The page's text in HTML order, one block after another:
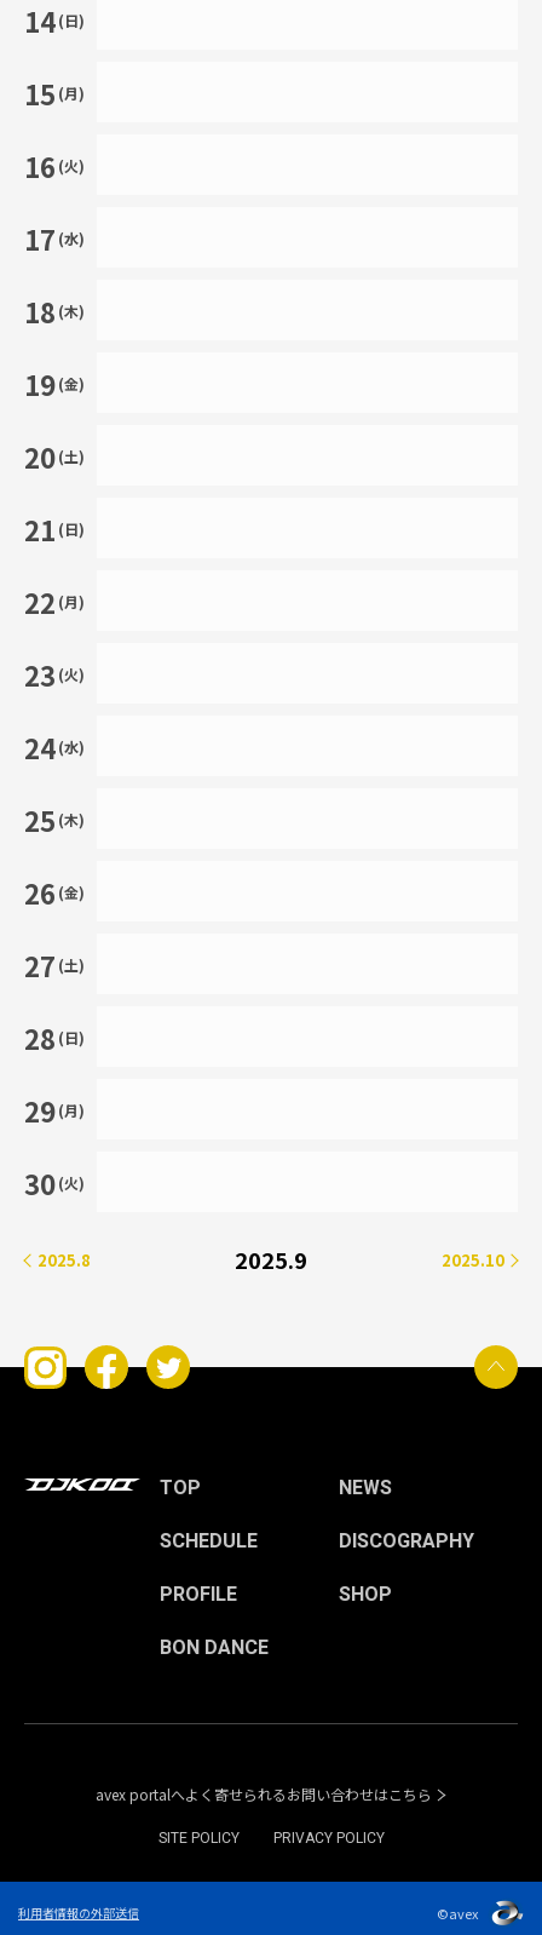
14(日)
15 (月)
16 (火)
17 (水)
18 (木)
19(金)
20(土)
21 (日)
22 (月)
23 (火)
24(水)
25 (木)
26 (金)
27 (土)
28 (日)
29(月)
30(火)
2025.8 2025.9 2025.10
TOP
NEWS
SCHEDULE
DISCOGRAPHY
PROFILE
SHOP
BON DANCE
avex portalへよく寄せられるお問い合わせはこちら
SITE POLICY PRIVACY POLICY
利用者情報の外部送信 ©avex